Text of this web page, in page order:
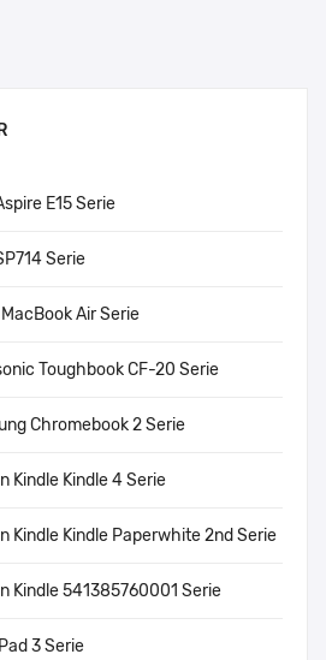
E15 Serie
Serie
Air Serie
Toughbook CF-20 Serie
Chromebook 2 Serie
Kindle Kindle 4 Serie
Kindle Kindle Paperwhite 2nd Serie
Kindle 541385760001 Serie
3 Serie